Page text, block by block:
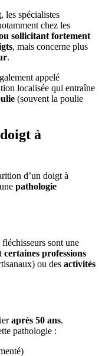
, les spécialistes
chez les
sollicitant fortement
, mais concerne plus
.
appelé
localisée qui entraîne
(souvent la poulie
à
d’un doigt à
pathologie
sont une
certaines professions
ou des activités
après 50 ans.
pathologie :